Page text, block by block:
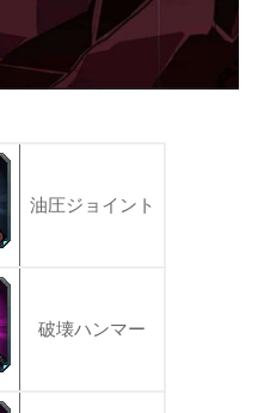
油圧ジョイント
破壊ハンマー